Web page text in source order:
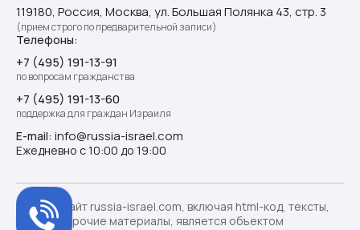
119180, Россия, Москва, ул. Большая Полянка 43, стр. 3
(прием строго по предварительной записи)
Телефоны:
+7 (495) 191-13-91
по вопросам гражданства
+7 (495) 191-13-60
поддержка для граждан Израиля
E-mail: info@russia-israel.com
Ежедневно с 10:00 до 19:00
©️ 2026. Сайт russia-israel.com, включая html-код, тексты,
дизайн и прочие материалы, является объектом